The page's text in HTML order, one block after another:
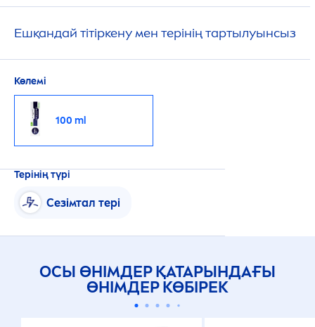
Ешқандай тітіркену мен терінің тартылуынсыз
Көлемі
100 ml
Терінің түрі
Сезімтал тері
ОСЫ ӨНІМДЕР ҚАТАРЫНДАҒЫ
ӨНІМДЕР КӨБІРЕК